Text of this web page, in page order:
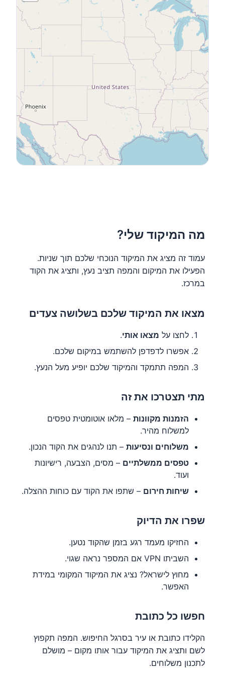
מה המיקוד שלי?
עמוד זה מציג את המיקוד הנוכחי שלכם תוך שניות.
הפעילו את המיקום והמפה תציב נעץ, ותציג את הקוד
במרכז.
מצאו את המיקוד שלכם בשלושה צעדים
לחצו על מצאו אותי.
אפשרו לדפדפן להשתמש במיקום שלכם.
המפה תתמקד והמיקוד שלכם יופיע מעל הנעץ.
מתי תצטרכו את זה
הזמנות מקוונות – מלאו אוטומטית טפסים
למשלוח מהיר.
משלוחים ונסיעות – תנו לנהגים את הקוד הנכון.
טפסים ממשלתיים – מסים, הצבעה, רישיונות
ועוד.
שיחות חירום – שתפו את הקוד עם כוחות ההצלה.
שפרו את הדיוק
החזיקו מעמד רגע בזמן שהקוד נטען.
השביתו VPN אם המספר נראה שגוי.
מחוץ לישראל? נציג את המיקוד המקומי במידת
האפשר.
חפשו כל כתובת
הקלידו כתובת או עיר בסרגל החיפוש. המפה תקפוץ
לשם ותציג את המיקוד עבור אותו מקום – מושלם
לתכנון משלוחים.